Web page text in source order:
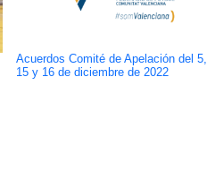
Acuerdos Comité de Apelación del 5,
15 y 16 de diciembre de 2022